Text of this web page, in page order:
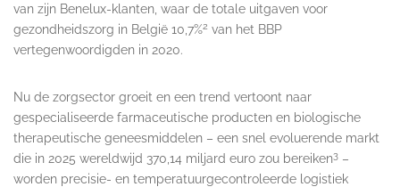
van zijn Benelux-klanten, waar de totale uitgaven voor
gezondheidszorg in België 10,7%2 van het BBP
vertegenwoordigden in 2020.
Nu de zorgsector groeit en een trend vertoont naar
gespecialiseerde farmaceutische producten en biologische
therapeutische geneesmiddelen – een snel evoluerende markt
die in 2025 wereldwijd 370,14 miljard euro zou bereiken3 –
worden precisie- en temperatuurgecontroleerde logistiek